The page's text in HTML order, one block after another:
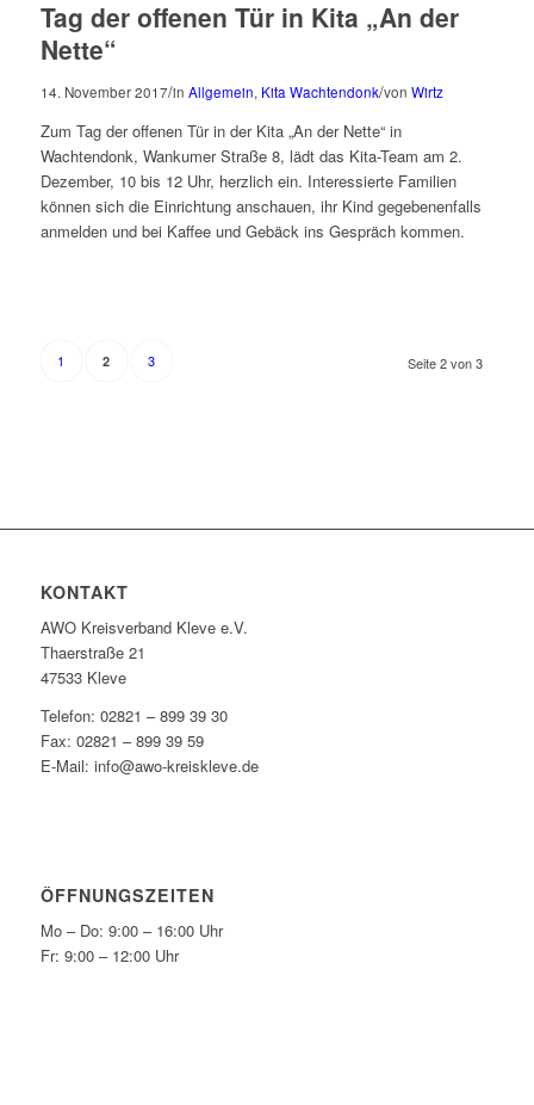
Tag der offenen Tür in Kita „An der
Nette“
14. November 2017/in Allgemein, Kita Wachtendonk/von Wirtz
Zum Tag der offenen Tür in der Kita „An der Nette“ in
Wachtendonk, Wankumer Straße 8, lädt das Kita-Team am 2.
Dezember, 10 bis 12 Uhr, herzlich ein. Interessierte Familien
können sich die Einrichtung anschauen, ihr Kind gegebenenfalls
anmelden und bei Kaffee und Gebäck ins Gespräch kommen.
Seite 2 von 3
1 2 3
KONTAKT
AWO Kreisverband Kleve e.V.
Thaerstraße 21
47533 Kleve
Telefon: 02821 – 899 39 30
Fax: 02821 – 899 39 59
E-Mail: info@awo-kreiskleve.de
ÖFFNUNGSZEITEN
Mo – Do: 9:00 – 16:00 Uhr
Fr: 9:00 – 12:00 Uhr